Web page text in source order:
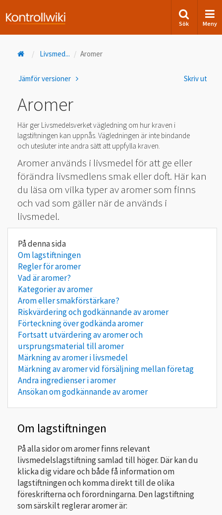
Sök Meny
Livsmed... Aromer
Skriv ut
Jämför versioner
Aromer
Här ger Livsmedelsverket vägledning om hur kraven i
lagstiftningen kan uppnås. Vägledningen är inte bindande
och utesluter inte andra sätt att uppfylla kraven.
Aromer används i livsmedel för att ge eller
förändra livsmedlens smak eller doft. Här kan
du läsa om vilka typer av aromer som finns
och vad som gäller när de används i
livsmedel.
Om lagstiftningen
Regler för aromer
Vad är aromer?
Kategorier av aromer
Arom eller smakförstärkare?
Riskvärdering och godkännande av aromer
Förteckning över godkända aromer
Fortsatt utvärdering av aromer och
ursprungsmaterial till aromer
Märkning av aromer i livsmedel
Märkning av aromer vid försäljning mellan företag
Andra ingredienser i aromer
Ansökan om godkännande av aromer
Om lagstiftningen
På alla sidor om aromer finns relevant
livsmedelslagstiftning samlad till höger. Där kan du
klicka dig vidare och både få information om
lagstiftningen och komma direkt till de olika
föreskrifterna och förordningarna. Den lagstiftning
som särskilt reglerar aromer är: